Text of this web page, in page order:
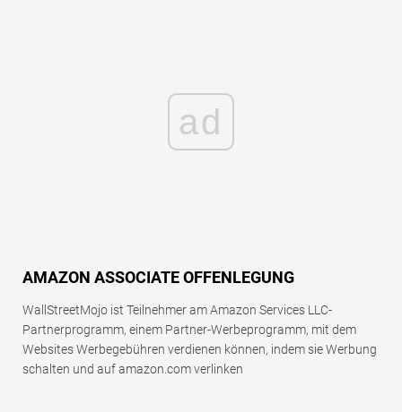
ad
AMAZON ASSOCIATE OFFENLEGUNG
WallStreetMojo ist Teilnehmer am Amazon Services LLC-
Partnerprogramm, einem Partner-Werbeprogramm, mit dem
Websites Werbegebühren verdienen können, indem sie Werbung
schalten und auf amazon.com verlinken